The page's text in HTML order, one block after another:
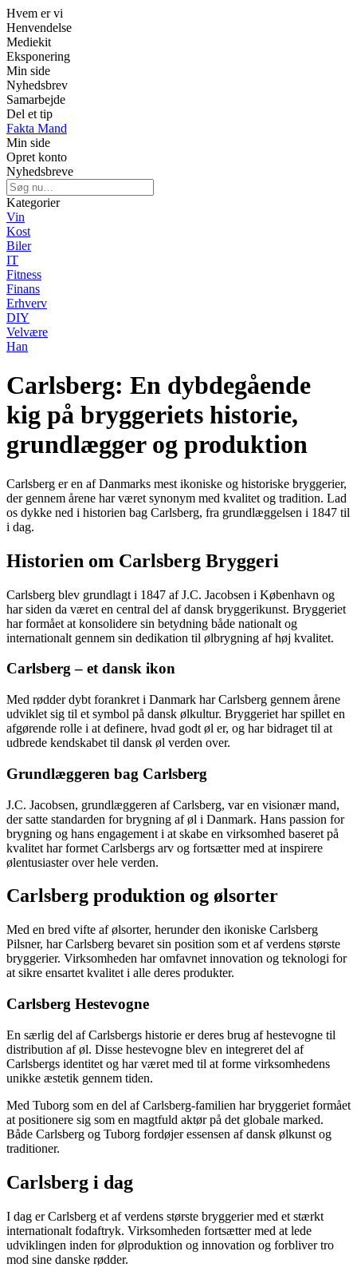
Hvem er vi
Henvendelse
Mediekit
Eksponering
Min side
Nyhedsbrev
Samarbejde
Del et tip
Fakta Mand
Min side
Opret konto
Nyhedsbreve
Kategorier
Vin
Kost
Biler
IT
Fitness
Finans
Erhverv
DIY
Velvære
Han
Carlsberg: En dybdegående
kig på bryggeriets historie,
grundlægger og produktion
Carlsberg er en af Danmarks mest ikoniske og historiske bryggerier,
der gennem årene har været synonym med kvalitet og tradition. Lad
os dykke ned i historien bag Carlsberg, fra grundlæggelsen i 1847 til
i dag.
Historien om Carlsberg Bryggeri
Carlsberg blev grundlagt i 1847 af J.C. Jacobsen i København og
har siden da været en central del af dansk bryggerikunst. Bryggeriet
har formået at konsolidere sin betydning både nationalt og
internationalt gennem sin dedikation til ølbrygning af høj kvalitet.
Carlsberg – et dansk ikon
Med rødder dybt forankret i Danmark har Carlsberg gennem årene
udviklet sig til et symbol på dansk ølkultur. Bryggeriet har spillet en
afgørende rolle i at definere, hvad godt øl er, og har bidraget til at
udbrede kendskabet til dansk øl verden over.
Grundlæggeren bag Carlsberg
J.C. Jacobsen, grundlæggeren af Carlsberg, var en visionær mand,
der satte standarden for brygning af øl i Danmark. Hans passion for
brygning og hans engagement i at skabe en virksomhed baseret på
kvalitet har formet Carlsbergs arv og fortsætter med at inspirere
ølentusiaster over hele verden.
Carlsberg produktion og ølsorter
Med en bred vifte af ølsorter, herunder den ikoniske Carlsberg
Pilsner, har Carlsberg bevaret sin position som et af verdens største
bryggerier. Virksomheden har omfavnet innovation og teknologi for
at sikre ensartet kvalitet i alle deres produkter.
Carlsberg Hestevogne
En særlig del af Carlsbergs historie er deres brug af hestevogne til
distribution af øl. Disse hestevogne blev en integreret del af
Carlsbergs identitet og har været med til at forme virksomhedens
unikke æstetik gennem tiden.
Med Tuborg som en del af Carlsberg-familien har bryggeriet formået
at positionere sig som en magtfuld aktør på det globale marked.
Både Carlsberg og Tuborg fordøjer essensen af dansk ølkunst og
traditioner.
Carlsberg i dag
I dag er Carlsberg et af verdens største bryggerier med et stærkt
internationalt fodaftryk. Virksomheden fortsætter med at lede
udviklingen inden for ølproduktion og innovation og forbliver tro
mod sine danske rødder.